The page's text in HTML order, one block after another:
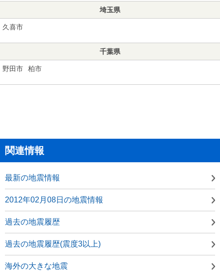
埼玉県
久喜市
千葉県
野田市 柏市
関連情報
最新の地震情報
2012年02月08日の地震情報
過去の地震履歴
過去の地震履歴(震度3以上)
海外の大きな地震